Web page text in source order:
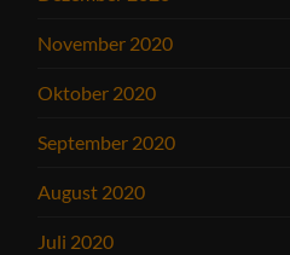
November 2020
Oktober 2020
September 2020
August 2020
Juli 2020